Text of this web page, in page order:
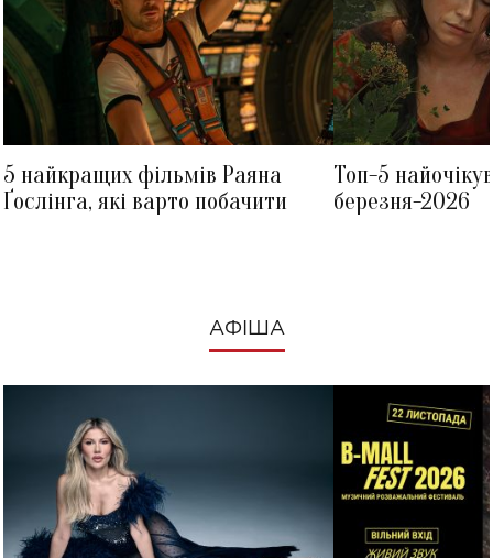
5 найкращих фільмів Раяна
Ґослінга, які варто побачити
Топ-5
березня-2026
АФІША